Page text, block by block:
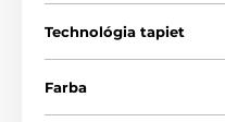
Dostupné rozmery a
výška)
Tapety sú vyrábané v
z nich pozostáva z pásov
Technológia tapiet
Farba